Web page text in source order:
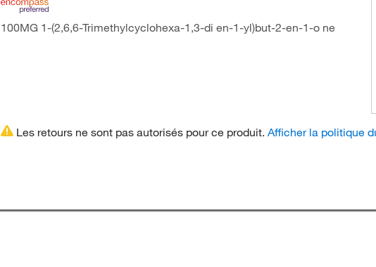
100MG 1-(2,6,6-Trimethylcyclohexa-1,3-di en-1-yl)but-2-en-1-o ne
Les retours ne sont pas autorisés pour ce produit. Afficher la politique